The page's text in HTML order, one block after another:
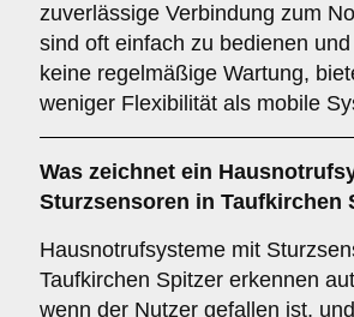
zuverlässige Verbindung zum
sind oft einfach zu bedienen
keine regelmäßige Wartung,
weniger Flexibilität als mobile
Was zeichnet ein
Sturzsensoren in Taufkirchen
Hausnotrufsysteme mit
Taufkirchen Spitzer erkennen
wenn der Nutzer gefallen ist,